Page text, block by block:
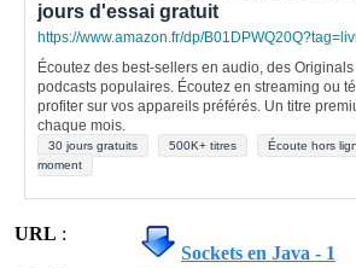
jours d'essai gratuit
https://www.amazon.fr/dp/
Écoutez des best-sellers en audio, des
podcasts populaires. Écoutez en streaming ou
profiter sur vos appareils préférés. Un titre
chaque mois.
30 jours gratuits 500K+ titres Écoute hors
moment
URL :
Sockets en Java - 1